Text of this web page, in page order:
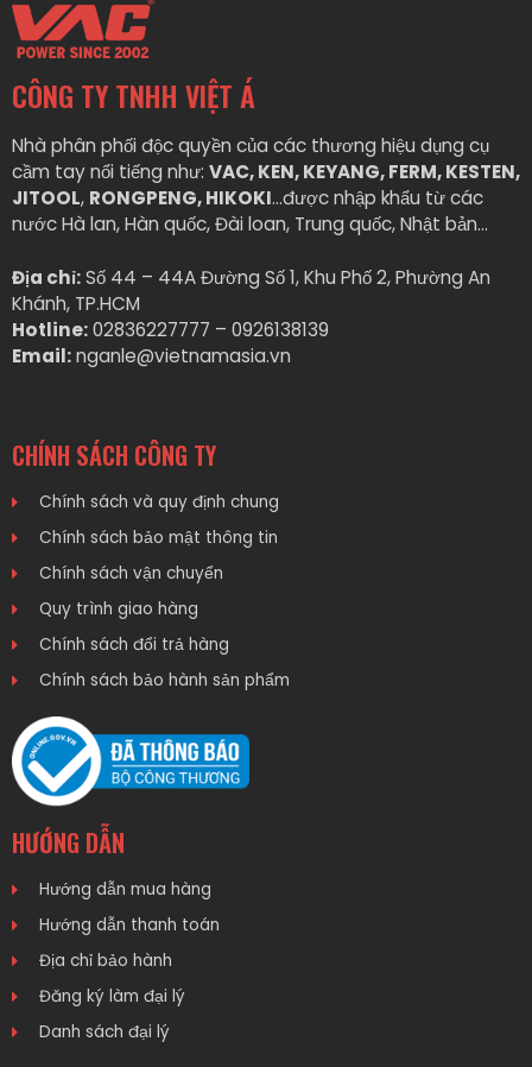
CÔNG TY TNHH VIỆT Á
Nhà phân phối độc quyền của các thương hiệu dụng cụ
cầm tay nổi tiếng như: VAC, KEN, KEYANG, FERM, KESTEN,
JITOOL, RONGPENG, HIKOKI…được nhập khẩu từ các
nước Hà lan, Hàn quốc, Đài loan, Trung quốc, Nhật bản…
Địa chỉ:Số 44 – 44A Đường Số 1, Khu Phố 2, Phường An
Khánh, TP.HCM
Hotline:02836227777 – 0926138139
Email:nganle@vietnamasia.vn
CHÍNH SÁCH CÔNG TY
Chính sách và quy định chung
Chính sách bảo mật thông tin
Chính sách vận chuyển
Quy trình giao hàng
Chính sách đổi trả hàng
Chính sách bảo hành sản phẩm
HƯỚNG DẪN
Hướng dẫn mua hàng
Hướng dẫn thanh toán
Địa chỉ bảo hành
Đăng ký làm đại lý
Danh sách đại lý